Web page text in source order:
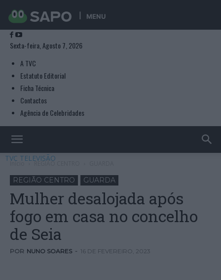
MENU
Sexta-feira, Agosto 7, 2026
A TVC
Estatuto Editorial
Ficha Técnica
Contactos
Agência de Celebridades
TVC TELEVISÃO
Início REGIÃO CENTRO
REGIÃO CENTRO GUARDA
Mulher desalojada após
fogo em casa no concelho
de Seia
POR NUNO SOARES - 16 DE FEVEREIRO, 2023